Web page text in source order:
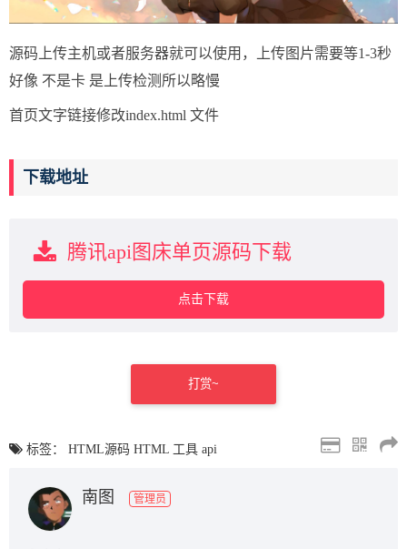
源码上传主机或者服务器就可以使用，上传图片需要等1-3秒
好像 不是卡 是上传检测所以略慢
首页文字链接修改index.html 文件
下载地址
腾讯api图床单页源码下载
点击下载
打赏~
标签： HTML源码 HTML 工具 api
南图 管理员